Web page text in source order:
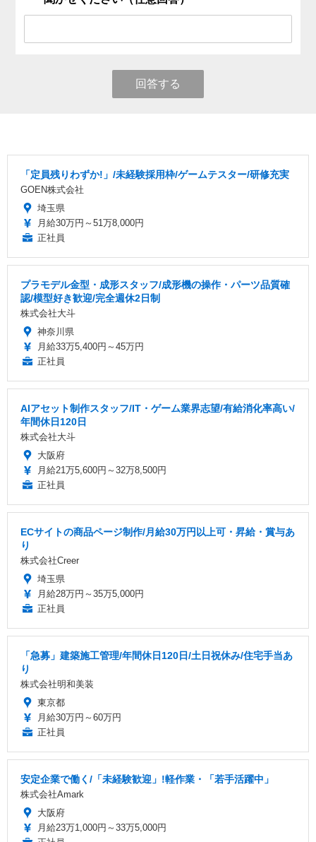
回答する
「定員残りわずか!」/未経験採用枠/ゲームテスター/研修充実
GOEN株式会社
埼玉県
月給30万円～51万8,000円
正社員
プラモデル金型・成形スタッフ/成形機の操作・パーツ品質確
認/模型好き歓迎/完全週休2日制
株式会社大斗
神奈川県
月給33万5,400円～45万円
正社員
AIアセット制作スタッフ/IT・ゲーム業界志望/有給消化率高い/
年間休日120日
株式会社大斗
大阪府
月給21万5,600円～32万8,500円
正社員
ECサイトの商品ページ制作/月給30万円以上可・昇給・賞与あ
り
株式会社Creer
埼玉県
月給28万円～35万5,000円
正社員
「急募」建築施工管理/年間休日120日/土日祝休み/住宅手当あ
り
株式会社明和美装
東京都
月給30万円～60万円
正社員
安定企業で働く/「未経験歓迎」!軽作業・「若手活躍中」
株式会社Amark
大阪府
月給23万1,000円～33万5,000円